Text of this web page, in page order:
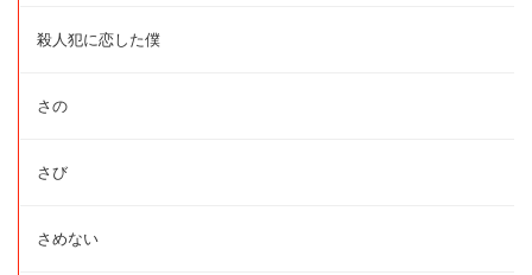
殺人犯に恋した僕
さの
さび
さめない